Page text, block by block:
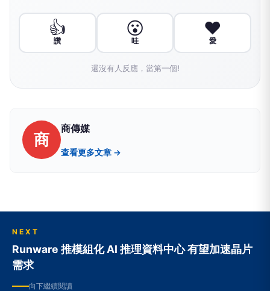
👍
讚
😮
哇
❤️
愛
還沒有人反應，當第一個!
商
商傳媒
查看更多文章 →
NEXT
Runware 推模組化 AI 推理資料中心 有望加速晶片
需求
向下繼續閱讀